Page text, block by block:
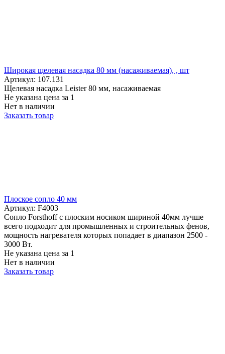
Широкая щелевая насадка 80 мм (насаживаемая), , шт
Артикул: 107.131
Щелевая насадка Leister 80 мм, насаживаемая
Не указана цена за 1
Нет в наличии
Заказать товар
Плоское сопло 40 мм
Артикул: F4003
Сопло Forsthoff с плоским носиком шириной 40мм лучше
всего подходит для промышленных и строительных фенов,
мощность нагревателя которых попадает в диапазон 2500 -
3000 Вт.
Не указана цена за 1
Нет в наличии
Заказать товар